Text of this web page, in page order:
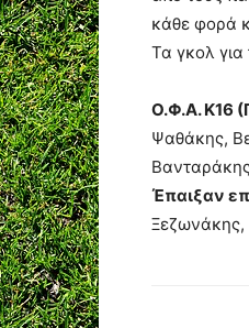
κάθε φορά
Τα γκολ
Ο.Φ.Α. Κ16
Ψαθάκης,
Έπαιξαν